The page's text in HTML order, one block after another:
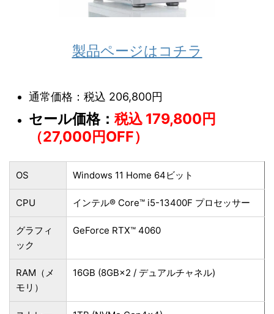
製品ページはコチラ
通常価格：税込 206,800円
セール価格： 税込 179,800円
（27,000円OFF）
OS Windows 11 Home 64ビット
CPU インテル® Core™ i5-13400F プロセッサー
グラフィ
ック
GeForce RTX™ 4060
RAM（メ
モリ）
16GB (8GB×2 / デュアルチャネル)